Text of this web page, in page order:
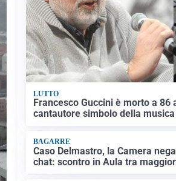
LUTTO
Francesco Guccini è morto a 86
cantautore simbolo della
BAGARRE
Caso Delmastro, la Camera
chat: scontro in Aula tra